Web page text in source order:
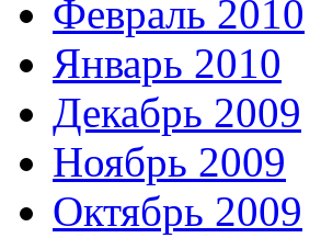
Февраль 2010
Январь 2010
Декабрь 2009
Ноябрь 2009
Октябрь 2009